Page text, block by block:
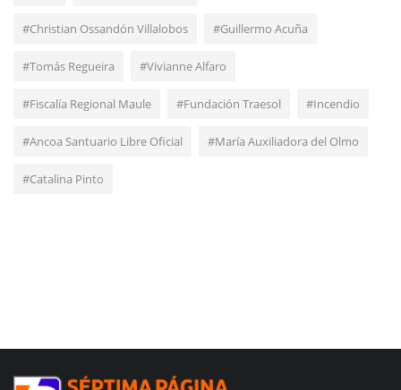
#Christian Ossandón Villalobos #Guillermo Acuña
#Tomás Regueira #Vivianne Alfaro
#Fiscalía Regional Maule #Fundación Traesol #Incendio
#Ancoa Santuario Libre Oficial #María Auxiliadora del Olmo
#Catalina Pinto